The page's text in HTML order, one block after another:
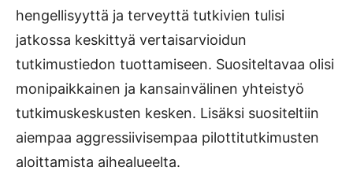
hengellisyyttä ja terveyttä tutkivien tulisi
jatkossa keskittyä vertaisarvioidun
tutkimustiedon tuottamiseen. Suositeltavaa olisi
monipaikkainen ja kansainvälinen yhteistyö
tutkimuskeskusten kesken. Lisäksi suositeltiin
aiempaa aggressiivisempaa pilottitutkimusten
aloittamista aihealueelta.